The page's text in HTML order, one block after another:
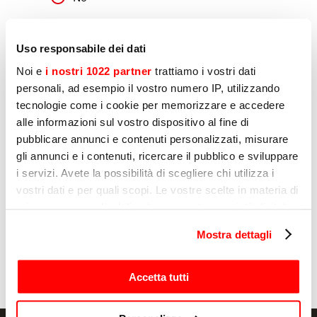
Uso responsabile dei dati
Noi e i nostri 1022 partner trattiamo i vostri dati
personali, ad esempio il vostro numero IP, utilizzando
tecnologie come i cookie per memorizzare e accedere
alle informazioni sul vostro dispositivo al fine di
pubblicare annunci e contenuti personalizzati, misurare
gli annunci e i contenuti, ricercare il pubblico e sviluppare
i servizi. Avete la possibilità di scegliere chi utilizza i
vostri dati e per quali scopi. Le vostre scelte in materia di
modificare o revocare il proprio consenso in qualsiasi
momento dalla Dichiarazione sui cookie o facendo clic
sull'icona di attivazione della privacy.
Mostra dettagli
Accetta tutti
Marketing
Declaro que consiento el tratamiento de mis
datos personales por parte de Sirman para la
elaboración de perfiles, tal y como se indica en
el apartado E) y F) de la Política de Privacidad
Sì
No